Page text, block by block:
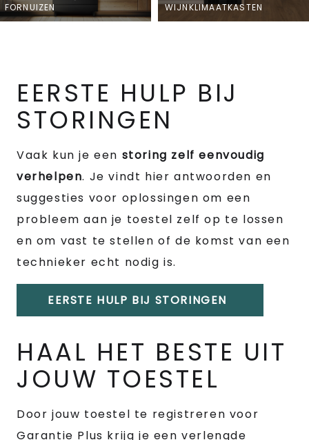
FORNUIZEN WIJNKLIMAATKASTEN
EERSTE HULP BIJ
STORINGEN
Vaak kun je een storing zelf eenvoudig
verhelpen. Je vindt hier antwoorden en
suggesties voor oplossingen om een
probleem aan je toestel zelf op te lossen
en om vast te stellen of de komst van een
technieker echt nodig is.
EERSTE HULP BIJ STORINGEN
HAAL HET BESTE UIT
JOUW TOESTEL
Door jouw toestel te registreren voor
Garantie Plus krijg je een verlengde